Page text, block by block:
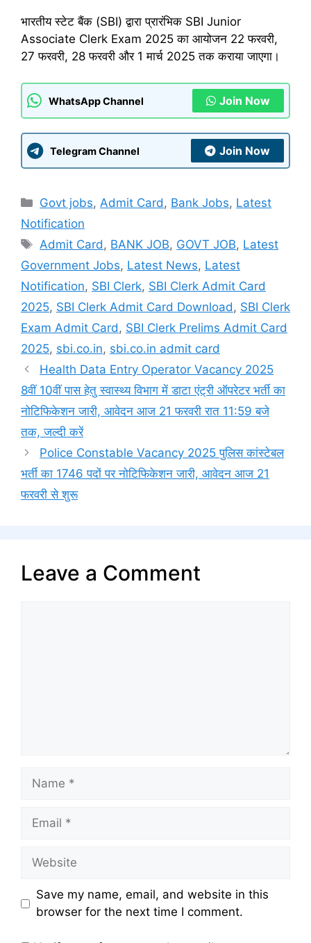
भारतीय स्टेट बैंक (SBI) द्वारा प्रारंभिक SBI Junior
Associate Clerk Exam 2025 का आयोजन 22 फरवरी,
27 फरवरी, 28 फरवरी और 1 मार्च 2025 तक कराया जाएगा।
WhatsApp Channel Join Now
Telegram Channel Join Now
Categories
Govt jobs,Admit Card, Bank Jobs, Latest
Notification
Tags
Admit Card, BANK JOB, GOVT JOB, Latest
Government Jobs, Latest News, Latest
Notification, SBI Clerk, SBI Clerk Admit Card
2025, SBI Clerk Admit Card Download, SBI Clerk
Exam Admit Card, SBI Clerk Prelims Admit Card
2025, sbi.co.in, sbi.co.in admit card
Health Data Entry Operator Vacancy 2025
8वीं 10वीं पास हेतु स्वास्थ्य विभाग में डाटा एंट्री ऑपरेटर भर्ती का
नोटिफिकेशन जारी, आवेदन आज 21 फरवरी रात 11:59 बजे
तक, जल्दी करें
Police Constable Vacancy 2025 पुलिस कांस्टेबल
भर्ती का 1746 पदों पर नोटिफिकेशन जारी, आवेदन आज 21
फरवरी से शुरू
Leave a Comment
Name
Email
Website
Save my name, email, and website in this
browser for the next time I comment.